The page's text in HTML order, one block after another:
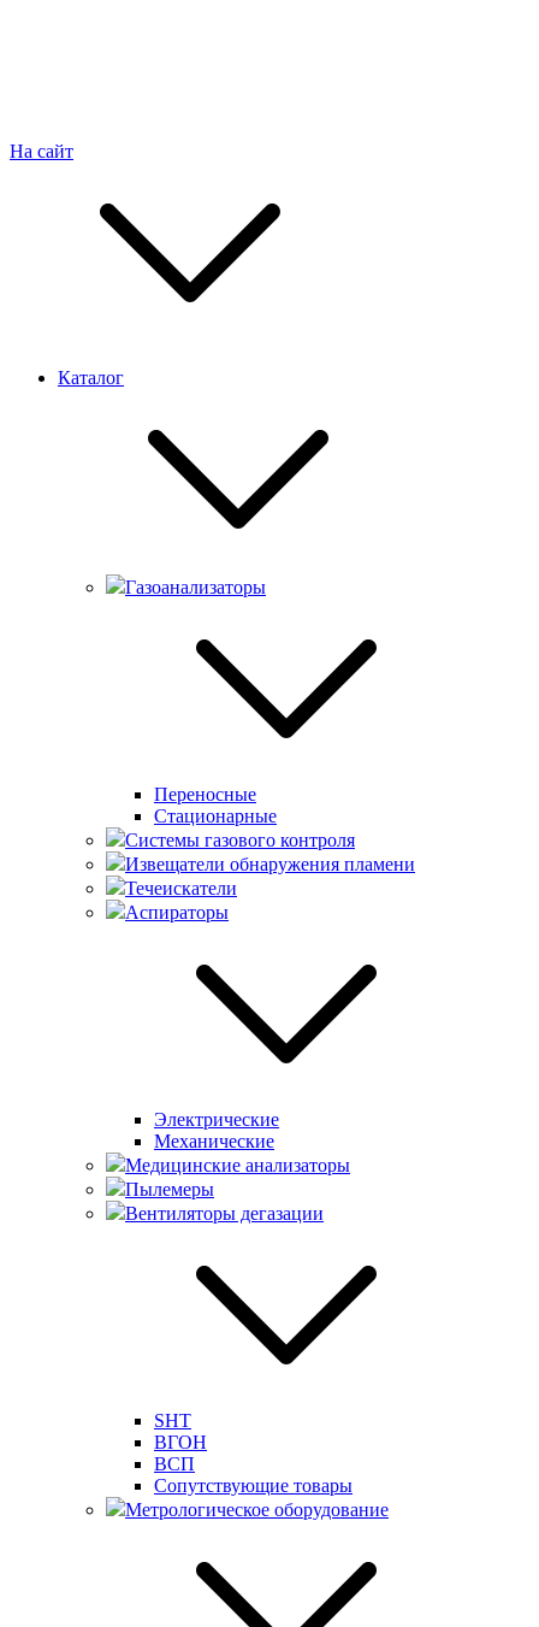
На сайт
Каталог
Газоанализаторы
Переносные
Стационарные
Системы газового контроля
Извещатели обнаружения пламени
Течеискатели
Аспираторы
Электрические
Механические
Медицинские анализаторы
Пылемеры
Вентиляторы дегазации
SHT
ВГОН
ВСП
Сопутствующие товары
Метрологическое оборудование